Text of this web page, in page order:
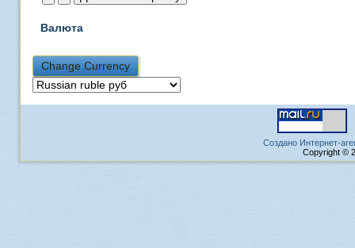
Валюта
Создано Интернет-
Copyright ©